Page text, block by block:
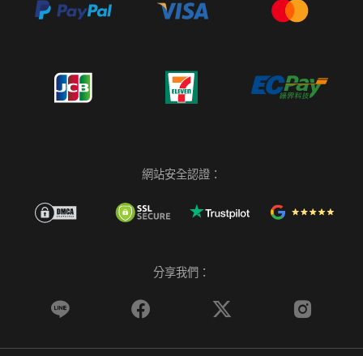
網站安全認證：
分享我們：
   